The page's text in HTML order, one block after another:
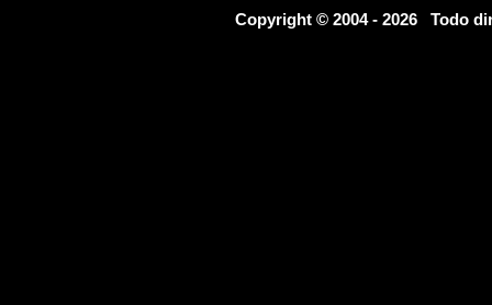
Copyright © 2004 - 2026 Todo